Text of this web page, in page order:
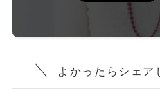
よかったらシェア